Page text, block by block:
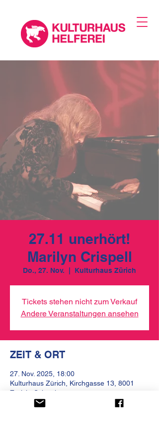
27.11 unerhört!
Marilyn Crispell
Do., 27. Nov. Kulturhaus Zürich
Tickets stehen nicht zum Verkauf
Andere Veranstaltungen ansehen
ZEIT & ORT
27. Nov. 2025, 18:00
Kulturhaus Zürich, Kirchgasse 13, 8001
Zürich, Schweiz